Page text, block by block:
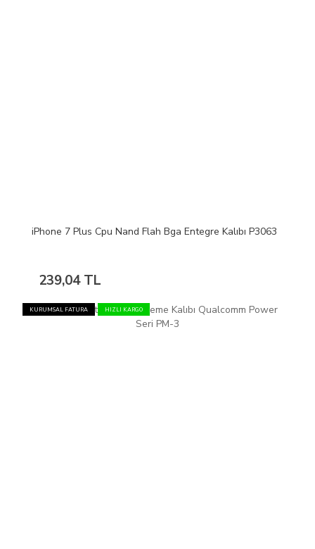
iPhone 7 Plus Cpu Nand Flah Bga Entegre Kalıbı P3063
239,04 TL
KURUMSAL FATURA HIZLI KARGO